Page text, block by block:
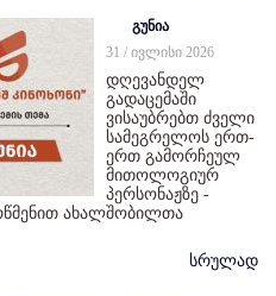
გუნია
31 / ივლისი 2026
დღევანდელ
გადაცემაში
ვისაუბრებთ ძველი
სამეგრელოს ერთ-
ერთ გამორჩეულ
მითოლოგიურ
პერსონაჟზე -
ახალშობილთა
სრულად